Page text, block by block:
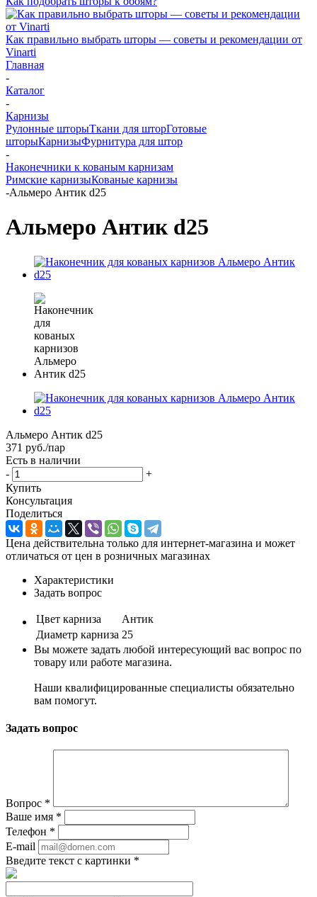
Как правильно выбрать шторы — советы и рекомендации от
Vinarti
Главная
-
Каталог
-
Карнизы
Рулонные шторыТкани для шторГотовые
шторыКарнизыФурнитура для штор
-
Наконечники к кованым карнизам
Римские карнизыКованые карнизы
-Альмеро Антик d25
Альмеро Антик d25
Альмеро Антик d25
371 руб./пар
Есть в наличии
-
+
Купить
Консультация
Поделиться
Цена действительна только для интернет-магазина и может
отличаться от цен в розничных магазинах
Характеристики
Задать вопрос
Цвет карниза
Антик
Диаметр карниза 25
Вы можете задать любой интересующий вас вопрос по
товару или работе магазина.
Наши квалифицированные специалисты обязательно
вам помогут.
Задать вопрос
Вопрос *
Ваше имя *
Телефон *
E-mail
Введите текст с картинки *